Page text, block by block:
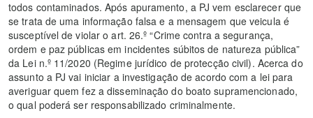
todos contaminados. Após apuramento, a PJ vem esclarecer que
se trata de uma informação falsa e a mensagem que veicula é
susceptível de violar o art. 26.º “Crime contra a segurança,
ordem e paz públicas em incidentes súbitos de natureza pública”
da Lei n.º 11/2020 (Regime jurídico de protecção civil). Acerca do
assunto a PJ vai iniciar a investigação de acordo com a lei para
averiguar quem fez a disseminação do boato supramencionado,
o qual poderá ser responsabilizado criminalmente.